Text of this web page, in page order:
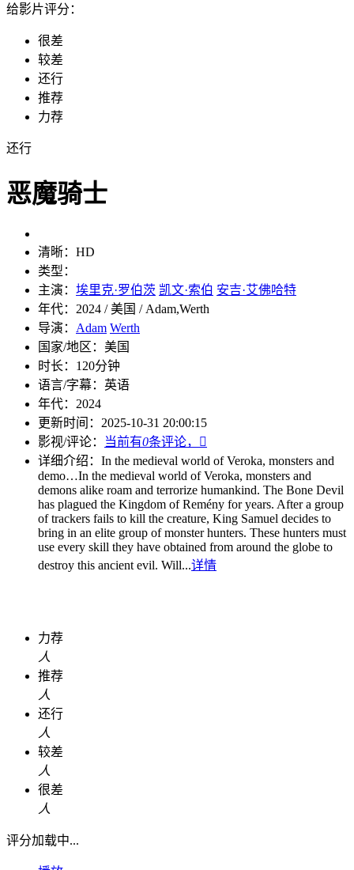
给影片评分：
很差
较差
还行
推荐
力荐
还行
恶魔骑士
清晰： HD
类型：
主演： 埃里克·罗伯茨 凯文·索伯 安吉·艾佛哈特
年代： 2024 / 美国 / Adam,Werth
导演： Adam Werth
国家/地区： 美国
时长： 120分钟
语言/字幕： 英语
年代： 2024
更新时间： 2025-10-31 20:00:15
影视/评论：
当前有0条评论，

详细介绍： In the medieval world of Veroka, monsters and
demo…In the medieval world of Veroka, monsters and
demons alike roam and terrorize humankind. The Bone Devil
has plagued the Kingdom of Remény for years. After a group
of trackers fails to kill the creature, King Samuel decides to
bring in an elite group of monster hunters. These hunters must
use every skill they have obtained from around the globe to
destroy this ancient evil. Will...详情
力荐
人
推荐
人
还行
人
较差
人
很差
人
评分加载中...